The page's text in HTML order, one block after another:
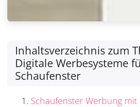
Inhaltsverzeichnis zum
Digitale Werbesysteme
Schaufenster
Schaufenster Werbung mit